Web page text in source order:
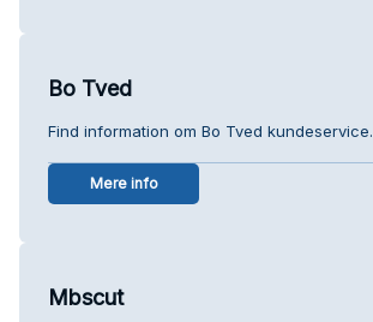
Bo Tved
Find information om Bo Tved kundeservice.
Mere info
Mbscut